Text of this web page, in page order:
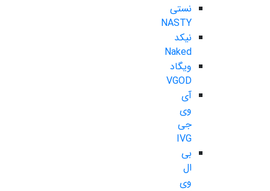
نستی
NASTY
نیکد
Naked
ویگاد
VGOD
آی
وی
جی
IVG
بی
ال
وی